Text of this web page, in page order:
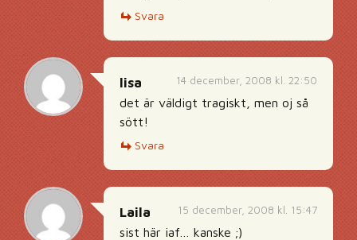
Svara
14 december, 2008 kl. 22:50
lisa
det är väldigt tragiskt, men oj så
sött!
Svara
15 december, 2008 kl. 15:47
Laila
sist här iaf… kanske ;)